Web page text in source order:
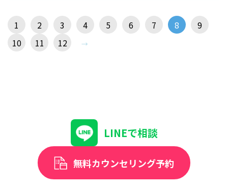
1 2 3 4 5 6 7 8
9
10
11 12
LINEで相談
無料カウンセリング予約